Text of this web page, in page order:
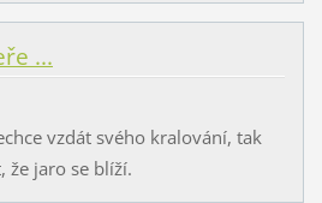
...
vzdát svého kralování, tak
že jaro se blíží.